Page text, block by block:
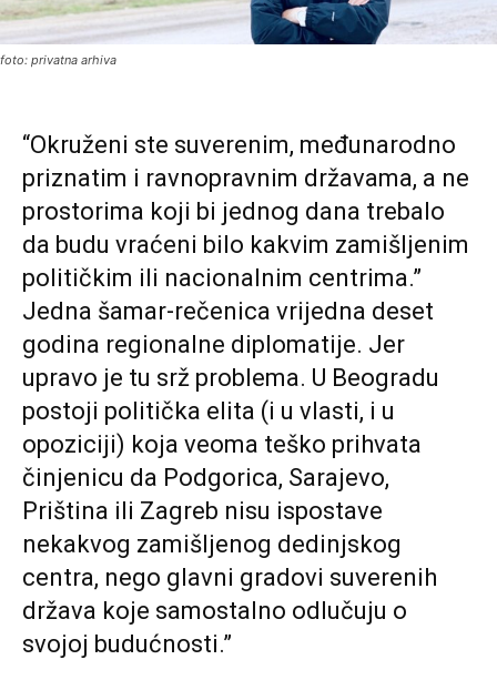
foto: privatna arhiva
“Okruženi ste suverenim, međunarodno
priznatim i ravnopravnim državama, a ne
prostorima koji bi jednog dana trebalo
da budu vraćeni bilo kakvim zamišljenim
političkim ili nacionalnim centrima.”
Jedna šamar-rečenica vrijedna deset
godina regionalne diplomatije. Jer
upravo je tu srž problema. U Beogradu
postoji politička elita (i u vlasti, i u
opoziciji) koja veoma teško prihvata
činjenicu da Podgorica, Sarajevo,
Priština ili Zagreb nisu ispostave
nekakvog zamišljenog dedinjskog
centra, nego glavni gradovi suverenih
država koje samostalno odlučuju o
svojoj budućnosti.”